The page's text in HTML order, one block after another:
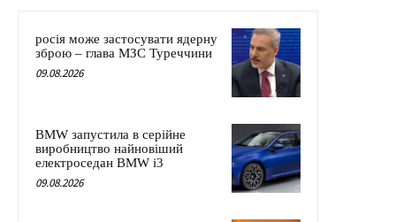
росія може застосувати ядерну
зброю – глава МЗС Туреччини
09.08.2026
BMW запустила в серійне
виробництво найновіший
електроседан BMW i3
09.08.2026